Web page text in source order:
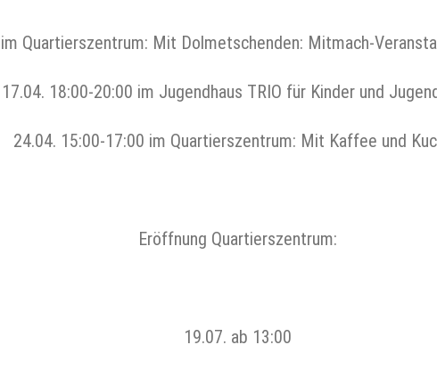
Quartierszentrum: Mit Dolmetschenden: Mitmach-
17.04. 18:00-20:00 im Jugendhaus TRIO für Kinder und
24.04. 15:00-17:00 im Quartierszentrum: Mit Kaffee und
Eröffnung Quartierszentrum:
19.07. ab 13:00